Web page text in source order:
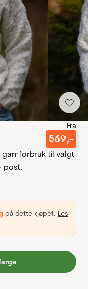
Fra
569,-
garnforbruk til valgt
post.
på dette kjøpet. Les